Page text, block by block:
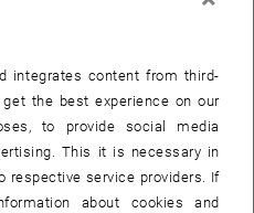
Elemente-Software "NGSolve",
Probleme ermöglicht, oder die
aus diversen biogenen
Dampfvergasung, oder
das nach Start mittels eines
und sehr lange lagerfähig ist.
freute sich auch Prof.
integrates content from third-
the best experience on our
to provide social media
This it is necessary in
respective service providers. If
about cookies and